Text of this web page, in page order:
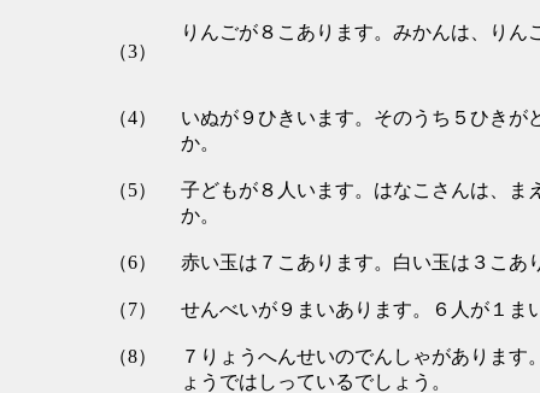
（3）
りんごが８こあります。みかんは、り
（4）
いぬが９ひきいます。そのうち５ひき
か。
（5）
子どもが８人います。はなこさんは、ま
か。
（6） 赤い玉は７こあります。白い玉は３こあ
（7） せんべいが９まいあります。６人が１ま
（8）
７りょうへんせいのでんしゃがありま
ょうではしっているでしょう。